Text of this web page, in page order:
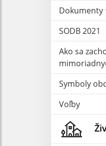
Dokumenty
SODB 2021
Ako sa
Symboly
Voľby